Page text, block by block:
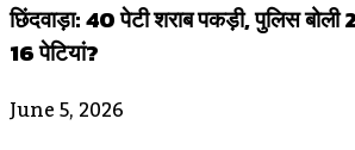
छिंदवाड़ा: 40 पेटी शराब पकड़ी, पुलिस
16 पेटियां?
June 5, 2026